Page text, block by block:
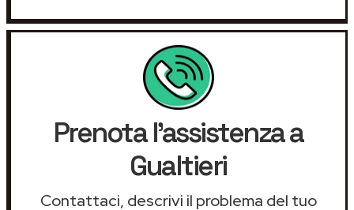
Prenota l'assistenza a
Gualtieri
Contattaci, descrivi il problema del tuo